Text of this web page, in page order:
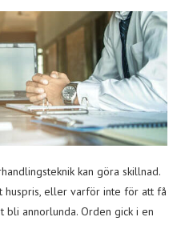
kan göra skillnad.
huspris, eller varför inte för att få
annorlunda. Orden gick i en